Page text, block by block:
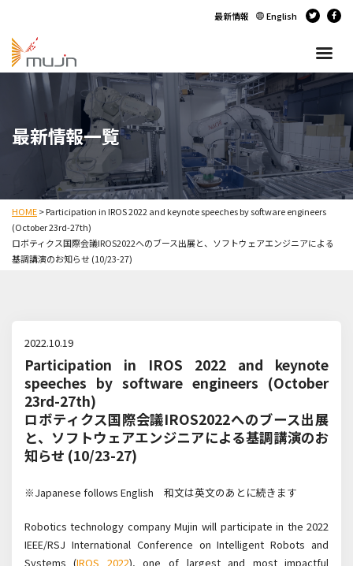
最新情報 English
最新情報一覧
HOME>Participation in IROS 2022 and keynote speeches by software engineers
(October 23rd-27th)
ロボティクス国際会議IROS2022へのブース出展と、ソフトウェアエンジニアによる
基調講演のお知らせ (10/23-27)
2022.10.19
Participation in IROS 2022 and keynote
speeches by software engineers (October
23rd-27th)
ロボティクス国際会議IROS2022へのブース出展
と、ソフトウェアエンジニアによる基調講演のお
知らせ (10/23-27)
※Japanese follows English 和文は英文のあとに続きます
Robotics technology company Mujin will participate in the 2022
IEEE/RSJ International Conference on Intelligent Robots and
Systems (IROS 2022), one of largest and most impactful